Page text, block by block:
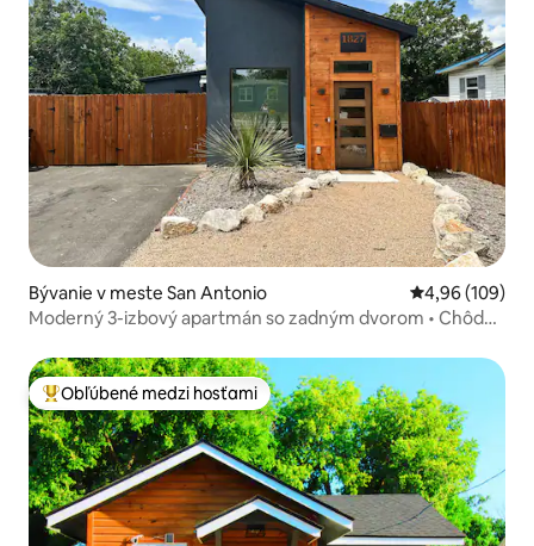
Bývanie v meste San Antonio Priemerné
4,96 (109)
Moderný 3-izbový apartmán so zadným dvorom • Chôdza
Najobľúbenejšie medzi hosťami
Obľúbené medzi hosťami